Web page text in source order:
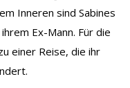
Inneren sind Sabines
Ex-Mann. Für die
einer Reise, die ihr